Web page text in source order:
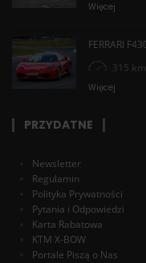
Więcej
FERRARI
315
Więcej
PRZYDATNE
Newsletter
Regulamin
Polityka Prywatności
Pytania i Odpowiedzi
Karta Rabatowa
KTM X-BOW
Portale Piszą o Nas